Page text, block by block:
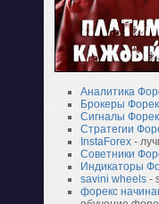
Аналитика
Брокеры
Сигналы
Стратегии
InstaForex -
Советники
Индикаторы
savini wheels -
форекс